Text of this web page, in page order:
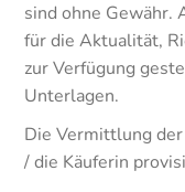
sind ohne
für die Aktualität,
zur Verfügung
Unterlagen.
Die Vermittlung
/ die Käuferin